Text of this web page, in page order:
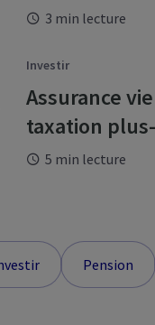
3 min lecture
Investir
Assurance
taxation
5 min lecture
Pension